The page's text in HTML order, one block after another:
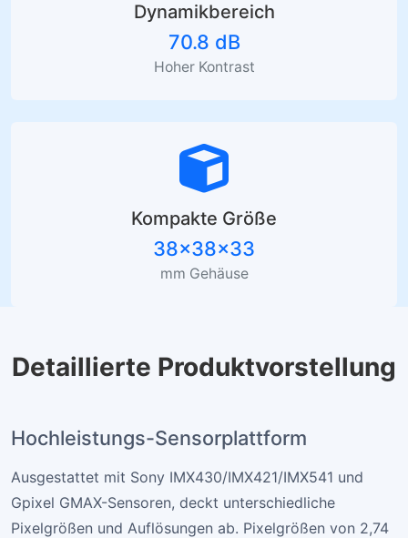
Dynamikbereich
70.8 dB
Hoher Kontrast
Kompakte Größe
38×38×33
mm Gehäuse
Detaillierte Produktvorstellung
Hochleistungs-Sensorplattform
Ausgestattet mit Sony IMX430/IMX421/IMX541 und
Gpixel GMAX-Sensoren, deckt unterschiedliche
Pixelgrößen und Auflösungen ab. Pixelgrößen von 2,74